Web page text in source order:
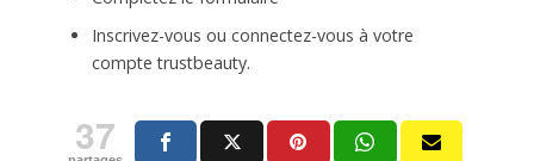
Inscrivez-vous ou connectez-vous à votre
compte trustbeauty.
37